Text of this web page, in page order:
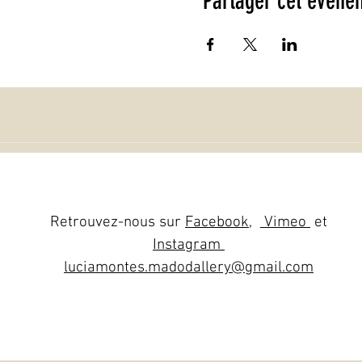
Retrouvez-nous sur Facebook, Vimeo et
Instagram
luciamontes.madodallery@gmail.com